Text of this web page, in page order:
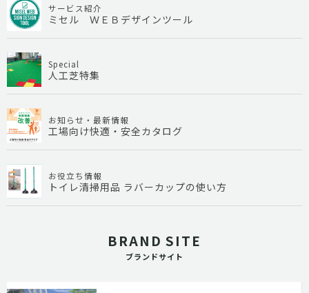
サービス紹介
ミセル ＷＥＢデザインツール
Special
人工芝特集
お知らせ・最新情報
工場向け快適・安全カタログ
お役立ち情報
トイレ清掃用品 ラバーカップの使い方
BRAND SITE
ブランドサイト